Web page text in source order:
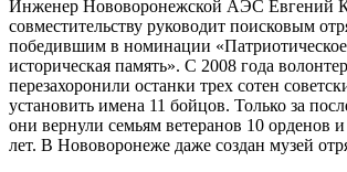
Инженер Нововоронежской АЭС Евгений
совместительству руководит поисковым
победившим в номинации
историческая память». С 2008 года
перезахоронили останки трех сотен
установить имена 11 бойцов. Только за
они вернули семьям ветеранов 10 орденов
лет. В Нововоронеже даже создан музей